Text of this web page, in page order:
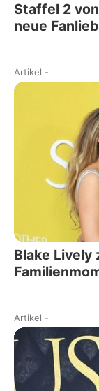
Staffel 2
neue
Artikel -
Blake Lively
Artikel -